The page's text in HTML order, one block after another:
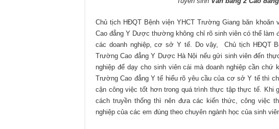
Chủ tịch HĐQT Bệnh viện YHCT Trường Giang băn
Cao đẳng Y Dược thường không chỉ rõ sinh viên có thể
các doanh nghiệp, cơ sở Y tế. Do vậy, Chủ tịch HĐQT
Trường Cao đẳng Y Dược Hà Nội nếu gửi sinh viên đến
nghiệp để dạy cho sinh viên cái mà doanh nghiệp cần chứ
Trường Cao đẳng Y tế hiểu rõ yêu cầu của cơ sở Y tế thì
cận công việc tốt hơn trong quá trình thực tập thực tế. Khi
cách truyền thống thì nên đưa các kiến thức, công việc
nghiệp của các em đúng theo chuyên ngành học của sinh